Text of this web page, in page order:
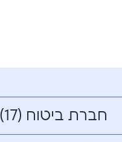
חברת ביטוח (17)